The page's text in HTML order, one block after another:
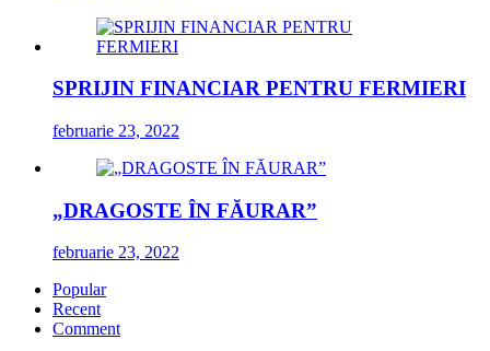
SPRIJIN FINANCIAR PENTRU FERMIERI
februarie 23, 2022
„DRAGOSTE ÎN FĂURAR”
februarie 23, 2022
Popular
Recent
Comment